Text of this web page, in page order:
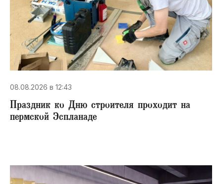
08.08.2026 в 12:43
Праздник ко Дню строителя проходит на
пермской Эспланаде